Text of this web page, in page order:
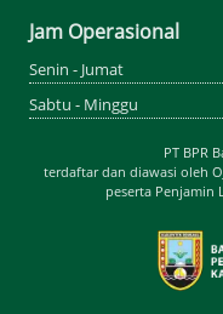
Jam Operasional
Senin - Jumat
Sabtu - Minggu
PT BPR
terdaftar dan diawasi oleh
peserta Penjamin